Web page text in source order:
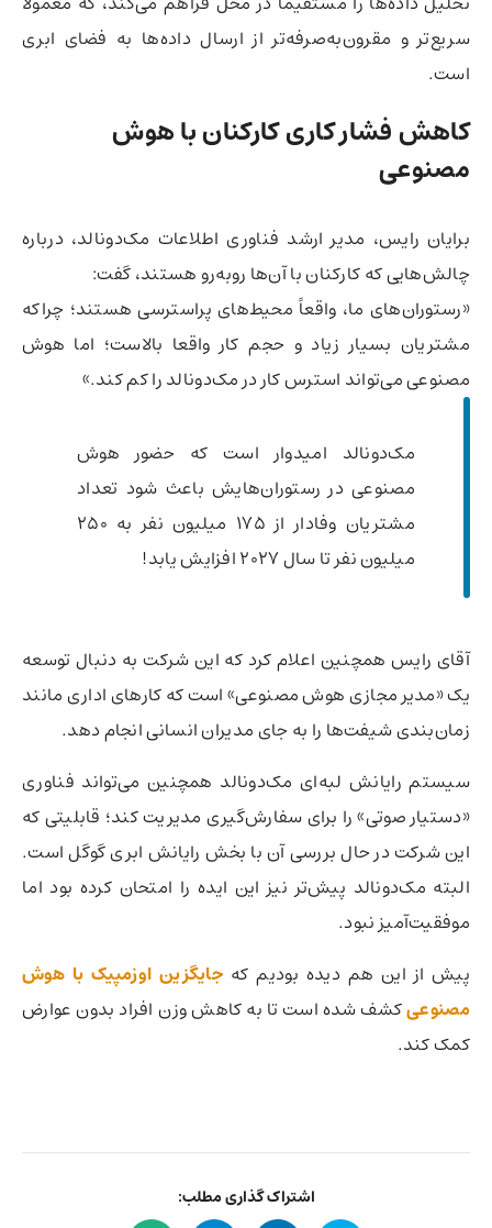
سریع‌تر و مقرون‌به‌صرفه‌تر از ارسال داده‌ها به فضای ابری
است.
کاهش فشار کاری کارکنان با هوش
مصنوعی
برایان رایس، مدیر ارشد فناوری اطلاعات مک‌دونالد، درباره
چالش‌هایی که کارکنان با آن‌ها روبه‌رو هستند، گفت:
«رستوران‌های ما، واقعاً محیط‌های پراسترسی هستند؛ چراکه
مشتریان بسیار زیاد و حجم کار واقعا بالاست؛ اما هوش
مصنوعی می‌تواند استرس کار در مک‌دونالد را کم کند.»
مک‌دونالد امیدوار است که حضور هوش
مصنوعی در رستوران‌هایش باعث شود تعداد
مشتریان وفادار از ۱۷۵ میلیون نفر به ۲۵۰
میلیون نفر تا سال ۲۰۲۷ افزایش یابد!
آقای رایس همچنین اعلام کرد که این شرکت به دنبال توسعه
یک «مدیر مجازی هوش مصنوعی» است که کارهای اداری مانند
زمان‌بندی شیفت‌ها را به جای مدیران انسانی انجام دهد.
سیستم رایانش لبه‌ای مک‌دونالد همچنین می‌تواند فناوری
«دستیار صوتی» را برای سفارش‌گیری مدیریت کند؛ قابلیتی که
این شرکت در حال بررسی آن با بخش رایانش ابری گوگل است.
البته مک‌دونالد پیش‌تر نیز این ایده را امتحان کرده بود اما
موفقیت‌آمیز نبود.
پیش از این هم دیده بودیم که جایگزین اوزمپیک با هوش
مصنوعیکشف شده است تا به کاهش وزن افراد بدون عوارض
کمک کند.
اشتراک گذاری مطلب: